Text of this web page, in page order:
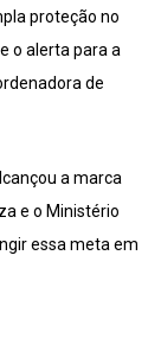
proteção no
o alerta para a
de
a marca
e o Ministério
essa meta em